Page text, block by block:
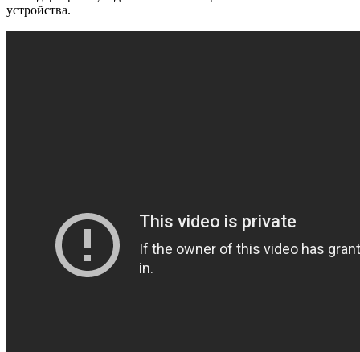
устройства.